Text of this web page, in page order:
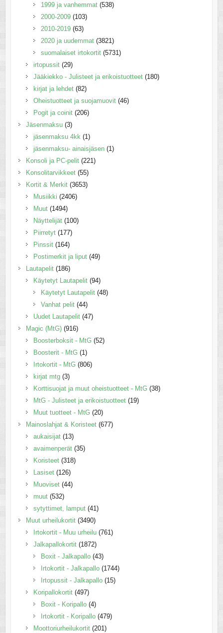
1999 ja vanhemmat (538)
2000-2009 (103)
2010-2019 (63)
2020 ja uudemmat (3821)
suomalaiset irtokortit (5731)
irtopussit (29)
Jääkiekko - Julisteet ja erikoistuotteet (180)
kirjat ja lehdet (82)
Oheistuotteet ja suojamuovit (46)
Pogit ja coinit (206)
Jäsenmaksu (3)
jäsenmaksu 4kk (1)
jäsenmaksu- ainaisjäsen (1)
Konsoli ja PC-pelit (221)
Konsolitarvikkeet (55)
Kortit & Merkit (3653)
Musiikki (2406)
Muut (1494)
Näyttelijät (100)
Piirretyt (177)
Pinssit (164)
Postimerkit ja liput (49)
Lautapelit (186)
Käytetyt Lautapelit (94)
Käytetyt Lautapelit (48)
Vanhat pelit (44)
Uudet Lautapelit (47)
Magic (MtG) (916)
Boosterboksit - MtG (52)
Boosterit - MtG (1)
Irtokortit - MtG (806)
kirjat mtg (3)
Korttisuojat ja muut oheistuotteet - MtG (38)
MtG - Julisteet ja erikoistuotteet (19)
Muut tuotteet - MtG (20)
Mainoslahjat & Koristeet (677)
aukaisijat (13)
avaimenperät (35)
Koristeet (318)
Lasiset (126)
Muoviset (44)
muut (532)
sytyttimet, lamput (41)
Muut urheilukortit (3490)
Irtokortit - Muu urheilu (761)
Jalkapallokortit (1872)
Boxit - Jalkapallo (43)
Irtokortit - Jalkapallo (1744)
Irtopussit - Jalkapallo (15)
Koripallokortit (497)
Boxit - Koripallo (4)
Irtokortit - Koripallo (479)
Moottoriurheilukortit (201)